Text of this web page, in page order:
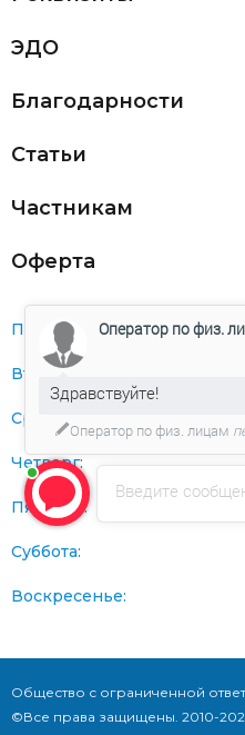
ЭДО
Благодарности
Статьи
Частникам
Оферта
Понедельник:
Вторник:
Среда:
Четверг:
Пятница:
Суббота:
Воскресенье:
Общество с ограниченной
©Все права защищены. 2010-
Введите
Оператор по физ.
Здравствуйте!
Оператор по физ. лицам